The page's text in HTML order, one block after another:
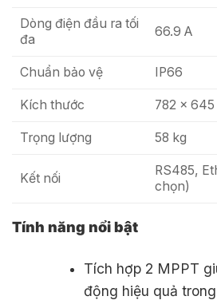
Dòng điện đầu ra tối
đa
66.9 A
Chuẩn bảo vệ IP66
Kích thước 782 × 645
Trọng lượng 58 kg
Kết nối
RS485,
chọn)
Tính năng nổi bật
Tích hợp 2 MPPT
động hiệu quả